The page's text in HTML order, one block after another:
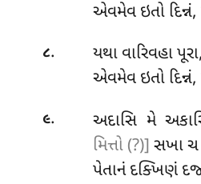
એવમેવ ઇતો
૮.
યથા વારિવહા
એવમેવ ઇતો
૯. અદાસિ મે
મિત્તો (?)] સખા ચ
પેતાનં દક્ખિણં